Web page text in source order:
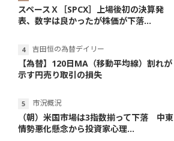
スペースＸ［SPCX］上場後初の決算発
表、数字は良かったが株価が下落...
吉田恒の為替デイリー
【為替】120日MA（移動平均線）割れが
示す円売り取引の損失
市況概況
（朝）米国市場は3指数揃って下落 中東
情勢悪化懸念から投資家心理...